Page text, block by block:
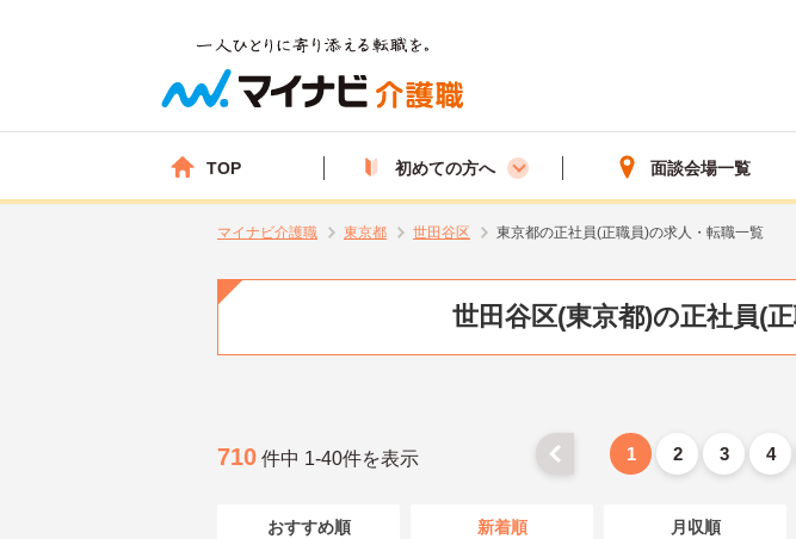
TOP 初めての方へ 面談会場一覧
マイナビ介護職 東京都 世田谷区 東京都の正社員(正職員)の求人・転職一覧
世田谷区(東京都)の正社員(
710 件中 1-40件を表示 1 2 3 4
おすすめ順 新着順 月収順